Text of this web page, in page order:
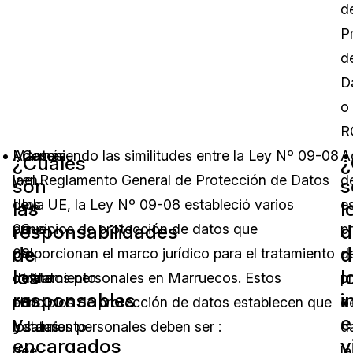
o
Casos
en
los
que
el
tratamiento
de
datos
Además,
la
Ley
09-
08
define
el
tratamiento
¿Cuáles
son
las
responsabilidades
de
los
responsables
y
encargados
Manteniendo las similitudes entre la Ley Nº 09-08
y el Reglamento General de Protección de Datos
de la UE, la Ley Nº 09-08 estableció varios
principios de protección de datos que
proporcionan el marco jurídico para el tratamiento
de datos personales en Marruecos. Estos
principios de protección de datos establecen que
los datos personales deben ser :